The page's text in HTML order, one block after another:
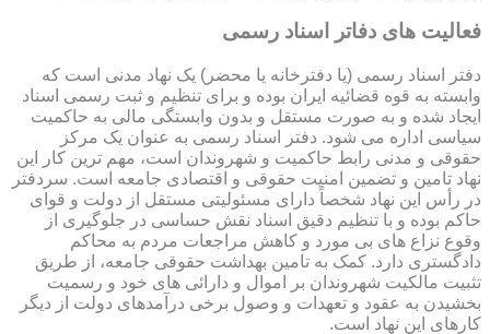
فعالیت های دفاتر اسناد رسمی
دفتر اسناد رسمی (یا دفترخانه یا محضر) یک نهاد مدنی است که
وابسته به قوه قضائیه ایران بوده و برای تنظیم و ثبت رسمی اسناد
ایجاد شده و به صورت مستقل و بدون وابستگی مالی به حاکمیت
سیاسی اداره می شود. دفتر اسناد رسمی به عنوان یک مرکز
حقوقی و مدنی رابط حاکمیت و شهروندان است، مهم ترین کار این
نهاد تامین و تضمین امنیت حقوقی و اقتصادی جامعه است. سردفتر
در رأس این نهاد شخصاً دارای مسئولیتی مستقل از دولت و قوای
حاکم بوده و با تنظیم دقیق اسناد نقش حساسی در جلوگیری از
وقوع نزاع های بی مورد و کاهش مراجعات مردم به محاکم
دادگستری دارد. کمک به تامین بهداشت حقوقی جامعه، از طریق
تثبیت مالکیت شهروندان بر اموال و دارائی های خود و رسمیت
بخشیدن به عقود و تعهدات و وصول برخی درآمدهای دولت از دیگر
کارهای این نهاد است.